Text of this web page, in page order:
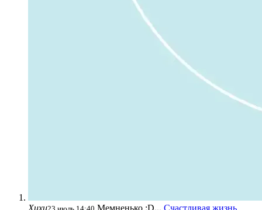
Хихи Мемненько :D... Счастливая жизнь